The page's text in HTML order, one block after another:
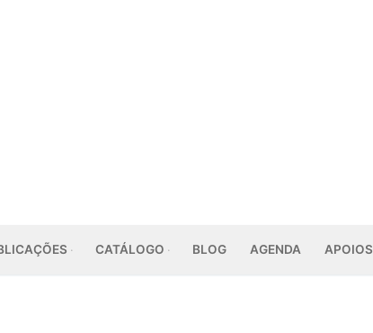
CATÁLOGO BLOG AGENDA APOIOS